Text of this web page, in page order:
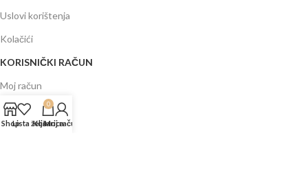
Uslovi korištenja
Kolačići
KORISNIČKI RAČUN
Moj račun
Prijavi se
ShopLista želja
0
Košarica
Moj račun